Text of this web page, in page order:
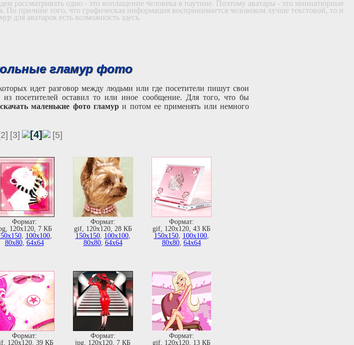
рассматривать одно - это воплащение человека в паутине. Поэтому аватары - это миниатюрные
причине того, что графическая информация воспринимается человеком лучше текстовой, то и
для аватарок есть возможность здесь.
гламур фото
идет разговор между людьми или где посетители пишут свои
посетителей оставил то или иное сообщение. Для того, что бы
скачать маленькие фото гламури потом ее применять или немного
[2] [3] [4] [5]
Формат:
120х120, 7 КБ
, 100х100,
80х80, 64х64
Формат:
gif, 120х120, 28 КБ
150х150, 100х100,
80х80, 64х64
Формат:
gif, 120х120, 43 КБ
150х150, 100х100,
80х80, 64х64
Формат:
120х120, 39 КБ
Формат:
jpg, 120х120, 7 КБ
Формат:
gif, 120х120, 13 КБ